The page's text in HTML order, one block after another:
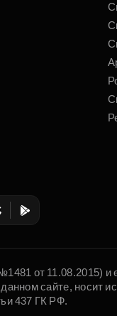
от 11.08.2015)
сайте, носит
437 ГК РФ.